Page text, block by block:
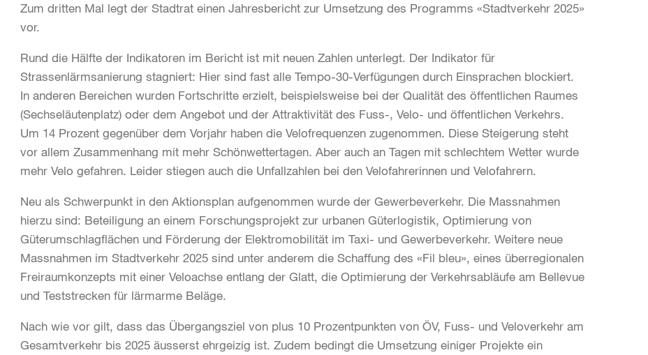
Zum dritten Mal legt der Stadtrat einen Jahresbericht zur Umsetzung des Programms «Stadtverkehr 2025»
vor.
Rund die Hälfte der Indikatoren im Bericht ist mit neuen Zahlen unterlegt. Der Indikator für
Strassenlärmsanierung stagniert: Hier sind fast alle Tempo-30-Verfügungen durch Einsprachen blockiert.
In anderen Bereichen wurden Fortschritte erzielt, beispielsweise bei der Qualität des öffentlichen Raumes
(Sechseläutenplatz) oder dem Angebot und der Attraktivität des Fuss-, Velo- und öffentlichen Verkehrs.
Um 14 Prozent gegenüber dem Vorjahr haben die Velofrequenzen zugenommen. Diese Steigerung steht
vor allem Zusammenhang mit mehr Schönwettertagen. Aber auch an Tagen mit schlechtem Wetter wurde
mehr Velo gefahren. Leider stiegen auch die Unfallzahlen bei den Velofahrerinnen und Velofahrern.
Neu als Schwerpunkt in den Aktionsplan aufgenommen wurde der Gewerbeverkehr. Die Massnahmen
hierzu sind: Beteiligung an einem Forschungsprojekt zur urbanen Güterlogistik, Optimierung von
Güterumschlagflächen und Förderung der Elektromobilität im Taxi- und Gewerbeverkehr. Weitere neue
Massnahmen im Stadtverkehr 2025 sind unter anderem die Schaffung des «Fil bleu», eines überregionalen
Freiraumkonzepts mit einer Veloachse entlang der Glatt, die Optimierung der Verkehrsabläufe am Bellevue
und Teststrecken für lärmarme Beläge.
Nach wie vor gilt, dass das Übergangsziel von plus 10 Prozentpunkten von ÖV, Fuss- und Veloverkehr am
Gesamtverkehr bis 2025 äusserst ehrgeizig ist. Zudem bedingt die Umsetzung einiger Projekte ein